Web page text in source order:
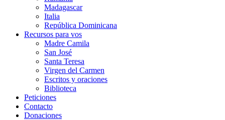
Madagascar
Italia
República Dominicana
Recursos para vos
Madre Camila
San José
Santa Teresa
Virgen del Carmen
Escritos y oraciones
Biblioteca
Peticiones
Contacto
Donaciones